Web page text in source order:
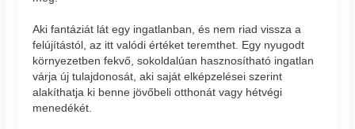
Aki fantáziát lát egy ingatlanban, és nem riad vissza a
felújítástól, az itt valódi értéket teremthet. Egy nyugodt
környezetben fekvő, sokoldalúan hasznosítható ingatlan
várja új tulajdonosát, aki saját elképzelései szerint
alakíthatja ki benne jövőbeli otthonát vagy hétvégi
menedékét.